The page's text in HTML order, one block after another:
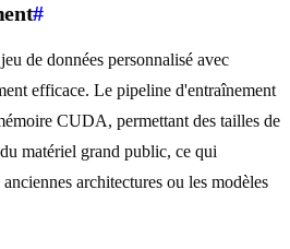
#
de données personnalisé avec
efficace. Le pipeline d'entraînement
CUDA, permettant des tailles de
matériel grand public, ce qui
architectures ou les modèles